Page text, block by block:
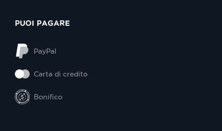
PUOI PAGARE
PayPal
Carta di credito
Bonifico